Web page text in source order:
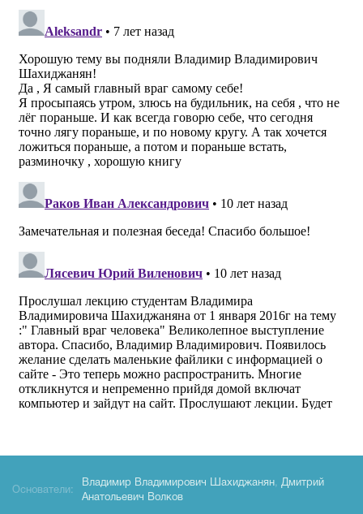
Основатели:
Владимир Владимирович Шахиджанян, Дмитрий
Анатольевич Волков